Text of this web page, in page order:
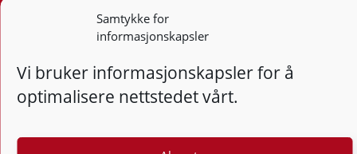
Samtykke for
informasjonskapsler
Vi bruker informasjonskapsler for å
optimalisere nettstedet vårt.
Nyhetsvarsel >>
Personvern